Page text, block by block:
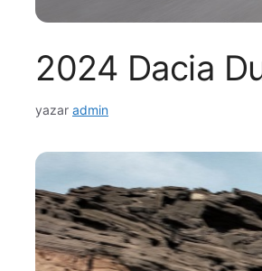
2024 Dacia
yazar admin